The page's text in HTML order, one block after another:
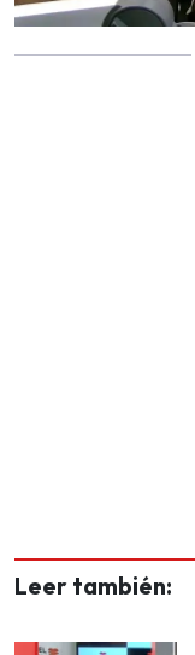
Leer también: